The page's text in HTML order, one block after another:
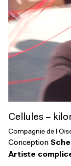
Cellules –
Compagnie de
Conception
Artiste